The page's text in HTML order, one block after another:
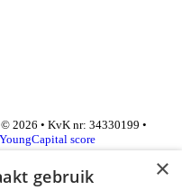
2026 • KvK nr: 34330199 •
YoungCapital score
×
gebruik